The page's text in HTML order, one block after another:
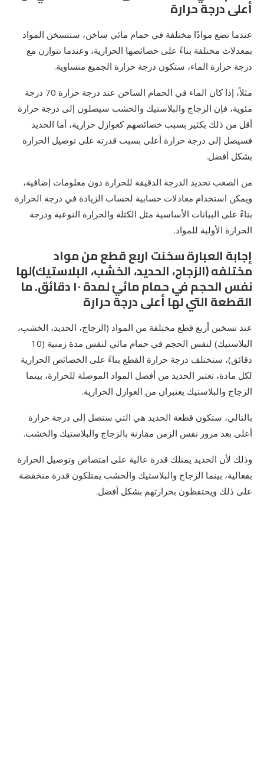
أعلى درجة حرارة
عندما تضع موادًا مختلفة في حمام مائي ساخن، ستتسخن المواد
بمعدلات مختلفة بناءً على خصائصها الحرارية، وعندما تتوازن مع
درجة حرارة الماء، ستكون درجة حرارة الجميع متساوية.
مثلاً، إذا كان الماء في الحمام الساخن عند درجة حرارة 70 درجة
مئوية، فإن الزجاج والبلاستيك والخشب سيصلون إلى درجة حرارة
أقل من ذلك بكثير بسبب خصائصهم كعوازل حرارية، أما الحديد
فسيصل إلى درجة حرارة أعلى بسبب قدرته على توصيل الحرارة
بشكل أفضل.
من الصعب تحديد الدرجة الدقيقة للحرارة دون معلومات إضافية،
ويمكن استخدام معادلات حسابية لحساب الزيادة في درجة الحرارة
بناءً على البيانات الأساسية مثل الكتلة والحرارة النوعية ودرجة
الحرارة الأولية للمواد.
إجابة العبارة سخنت اربع قطع من مواد
مختلفه (الزجاج، الحديد، الخشب، البلاستيك)لها
نفس الحجم في حمام مائيّ لمدة ١٠ دقائق. ما
القطعة التي لها أعلى درجة حرارة
عند تسخين أربع قطع مختلفة من المواد (الزجاج، الحديد، الخشب،
البلاستيك) لنفس الحجم في حمام مائي لنفس مدة زمنية (10
دقائق)، ستختلف درجة حرارة القطع بناءً على الخصائص الحرارية
لكل مادة، تعتبر الحديد من أفضل المواد الموصلة للحرارة، بينما
الزجاج والبلاستيك يعتبران من العوازل الحرارية.
بالتالي، ستكون قطعة الحديد هي التي ستصل إلى درجة حرارة
أعلى بعد مرور نفس الزمن مقارنة بالزجاج والبلاستيك والخشب.
وذلك لأن الحديد يمتلك قدرة عالية على امتصاص وتوصيل الحرارة
بفعالية، بينما الزجاج والبلاستيك والخشب يمتلكون قدرة منخفضة
على ذلك ويحتفظون بحرارتهم بشكل أفضل.